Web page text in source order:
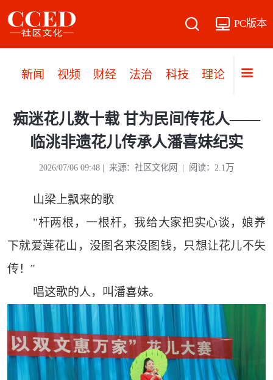
PC版本
新闻 视频 财经 法治 科技 理论 党建
痴迷花儿数十载 甘为民间传花人——
临洮非遗花儿传承人潘喜妹纪实
2026/07/06 09:48 | 来源：社区文化网 | 阅读：2.1万
山梁上飘来的歌
"杆两根，一根杆，我给大家把实心谈，娘养
下就爱莲花山，没图名来没图钱，只想让花儿不失
传！"
唱这歌的人，叫潘喜妹。